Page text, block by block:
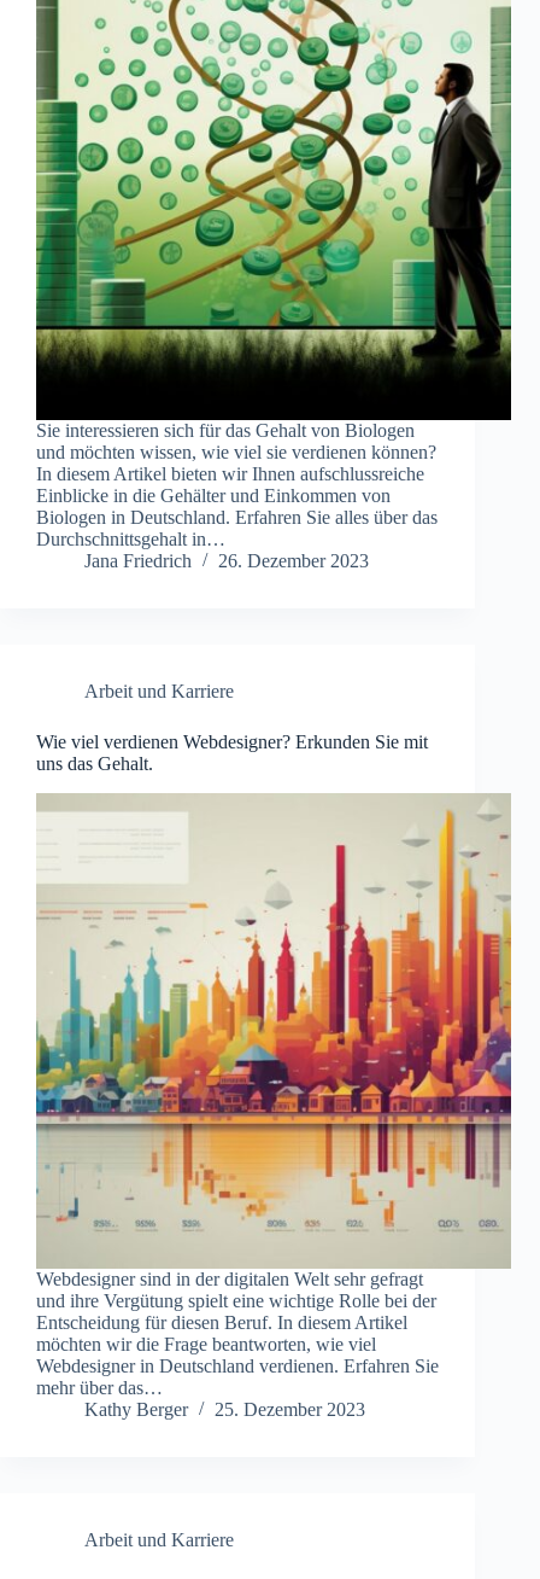
Sie interessieren sich für das Gehalt von Biologen
und möchten wissen, wie viel sie verdienen können?
In diesem Artikel bieten wir Ihnen aufschlussreiche
Einblicke in die Gehälter und Einkommen von
Biologen in Deutschland. Erfahren Sie alles über das
Durchschnittsgehalt in…
Jana Friedrich
26. Dezember 2023
Arbeit und Karriere
Wie viel verdienen Webdesigner? Erkunden Sie mit
uns das Gehalt.
Webdesigner sind in der digitalen Welt sehr gefragt
und ihre Vergütung spielt eine wichtige Rolle bei der
Entscheidung für diesen Beruf. In diesem Artikel
möchten wir die Frage beantworten, wie viel
Webdesigner in Deutschland verdienen. Erfahren Sie
mehr über das…
Kathy Berger
25. Dezember 2023
Arbeit und Karriere